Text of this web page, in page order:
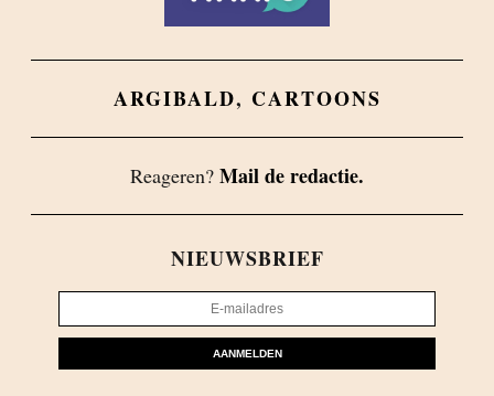
ARGIBALD, CARTOONS
Reageren? Mail de redactie.
NIEUWSBRIEF
AANMELDEN